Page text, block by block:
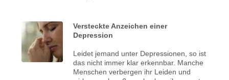
Versteckte Anzeichen einer
Depression
Leidet jemand unter Depressionen, so ist
das nicht immer klar erkennbar. Manche
Menschen verbergen ihr Leiden und